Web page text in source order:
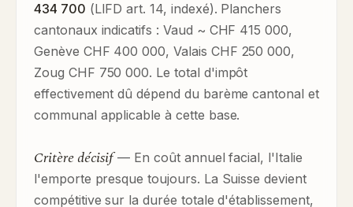
434 700 (LIFD art. 14, indexé). Planchers
cantonaux indicatifs : Vaud ~ CHF 415 000,
Genève CHF 400 000, Valais CHF 250 000,
Zoug CHF 750 000. Le total d'impôt
effectivement dû dépend du barème cantonal et
communal applicable à cette base.
Critère décisif— En coût annuel facial, l'Italie
l'emporte presque toujours. La Suisse devient
compétitive sur la durée totale d'établissement,